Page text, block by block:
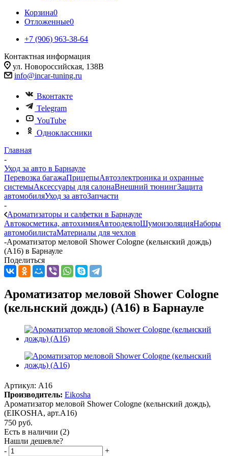
Корзина0
Отложенные0
+7 (906) 963-38-64
Контактная информация
ул. Новороссийская, 138В
info@incar-tuning.ru
Вконтакте
Telegram
YouTube
Одноклассники
Главная
-
Уход за авто в Барнауле
Перевозка багажаПрицепыАвтоэлектроника и охранные
системыАксессуары для салонаВнешний тюнингЗащита
автомобиляУход за автоЗапчасти
-
Ароматизаторы и салфетки в Барнауле
Автокосметика, автохимияАвтоодеялоШумоизоляцияНаборы
автомобилистаМатериалы для чехлов
-Ароматизатор меловой Shower Cologne (кельнский дождь)
(A16) в Барнауле
Поделиться
Ароматизатор меловой Shower Cologne
(кельнский дождь) (A16) в Барнауле
Артикул: A16
Производитель: Eikosha
Ароматизатор меловой Shower Cologne (кельнский дождь),
(EIKOSHA, арт.A16)
750 руб.
Есть в наличии (2)
Нашли дешевле?
-
+